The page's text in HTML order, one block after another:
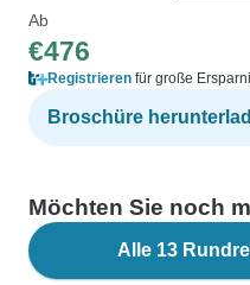
Ab
€476
Registrieren für große
Broschüre
Möchten Sie noch
Alle 13